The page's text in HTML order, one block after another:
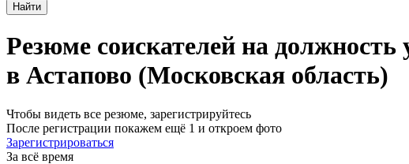
Найти
Резюме соискателей на
в Астапово (Московская область)
Чтобы видеть все резюме, зарегистрируйтесь
После регистрации покажем ещё 1 и откроем фото
Зарегистрироваться
За всё время